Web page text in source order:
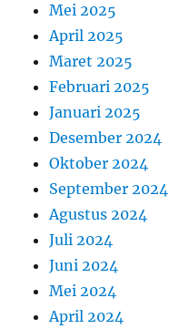
Mei 2025
April 2025
Maret 2025
Februari 2025
Januari 2025
Desember 2024
Oktober 2024
September 2024
Agustus 2024
Juli 2024
Juni 2024
Mei 2024
April 2024